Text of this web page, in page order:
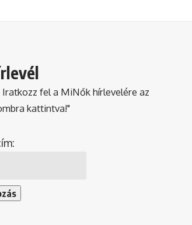
fel a MiNők hírlevelére az
kattintva!"